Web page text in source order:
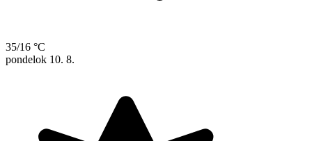
35/16 °C
pondelok 10. 8.